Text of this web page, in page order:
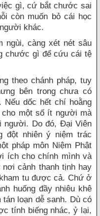
gì, cứ bắt chước sai
còn muốn bỏ cái học
khác.
ngùi, càng xét nét sâu
chước gì để cứu cái tệ
theo chánh pháp, tuy
bên trong chưa có
dốc hết chí hoằng
một số ít người mà
người. Do đó, Đại Viên
đột nhiên ý niệm trác
pháp môn Niệm Phật
ích cho chính mình và
cảnh thanh tịnh hay
tu được cả. Chứ ở
huống đầy nhiêu khê
loạn dễ sanh. Dù có
tính biếng nhác, ỷ lại,